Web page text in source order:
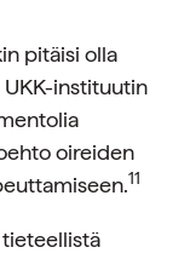
pitäisi olla
instituutin
oireiden
11